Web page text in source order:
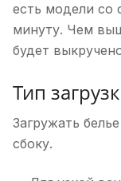
есть модели со
минуту. Чем
будет
Тип
Загружать
сбоку.